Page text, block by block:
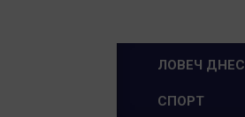
Primary
ЛОВЕЧ ДНЕС
СПОРТ